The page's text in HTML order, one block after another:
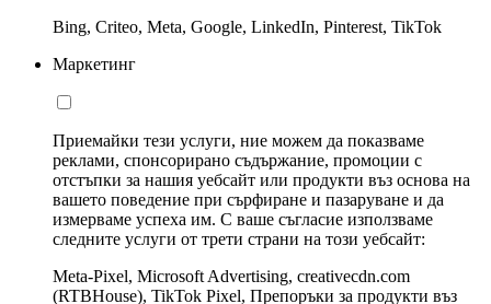
Bing, Criteo, Meta, Google, LinkedIn, Pinterest, TikTok
Маркетинг
Приемайки тези услуги, ние можем да показваме
реклами, спонсорирано съдържание, промоции с
отстъпки за нашия уебсайт или продукти въз основа на
вашето поведение при сърфиране и пазаруване и да
измерваме успеха им. С ваше съгласие използваме
следните услуги от трети страни на този уебсайт:
Meta-Pixel, Microsoft Advertising, creativecdn.com
(RTBHouse), TikTok Pixel, Препоръки за продукти въз